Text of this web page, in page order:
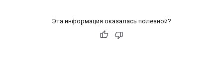
Эта информация оказалась полезной?